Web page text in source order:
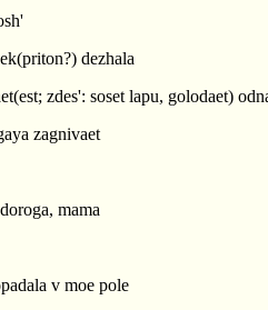
dezhala
zdes': soset lapu, golodaet)
zagnivaet
mama
v moe pole